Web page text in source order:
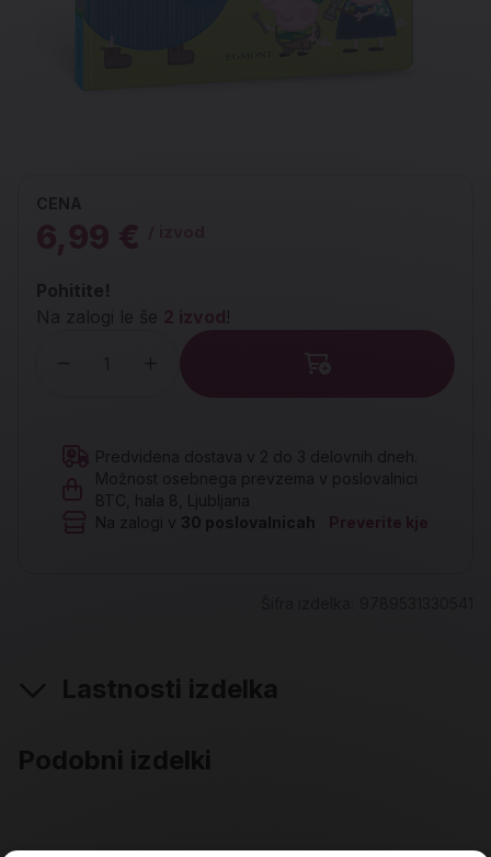
CENA
6,99 €
Pohitite!
Na zalogi le še 2 izvod !
Predvidena dostava v 2 do 3 delovnih dneh.
Možnost osebnega prevzema v poslovalnici
BTC, hala 8, Ljubljana
Na zalogi v 30 poslovalnicah Preverite kje
Lastnosti izdelka
Podobni izdelki